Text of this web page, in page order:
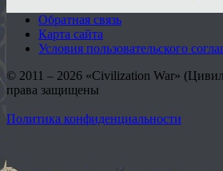
Обратная связь
Карта сайта
Условия пользовательского
© 2011 – 2026 «Civilization War»
права защищены
Политика конфиденциальности